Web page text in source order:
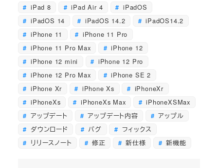
iPad 8
iPad Air 4
iPadOS
iPadOS 14
iPadOS 14.2
iPadOS14.2
iPhone 11
iPhone 11 Pro
iPhone 11 Pro Max
iPhone 12
iPhone 12 mini
iPhone 12 Pro
iPhone 12 Pro Max
iPhone SE 2
iPhone Xr
iPhone Xs
iPhoneXr
iPhoneXs
iPhoneXs Max
iPhoneXSMax
アップデート
アップデート内容
アップル
ダウンロード
バグ
フィックス
リリースノート
修正 新仕様 新機能